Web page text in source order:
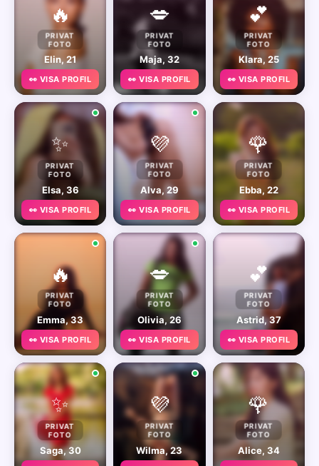
🔥
PRIVAT
FOTO
Elin, 21
👀 VISA PROFIL
💋
PRIVAT
FOTO
Maja, 32
👀 VISA PROFIL
💕
PRIVAT
FOTO
Klara, 25
👀 VISA PROFIL
✨
PRIVAT
FOTO
Elsa, 36
👀 VISA PROFIL
💜
PRIVAT
FOTO
Alva, 29
👀 VISA PROFIL
🌹
PRIVAT
FOTO
Ebba, 22
👀 VISA PROFIL
🔥
PRIVAT
FOTO
Emma, 33
👀 VISA PROFIL
💋
PRIVAT
FOTO
Olivia, 26
👀 VISA PROFIL
💕
PRIVAT
FOTO
Astrid, 37
👀 VISA PROFIL
✨
PRIVAT
FOTO
Saga, 30
💜
PRIVAT
FOTO
Wilma, 23
🌹
PRIVAT
FOTO
Alice, 34